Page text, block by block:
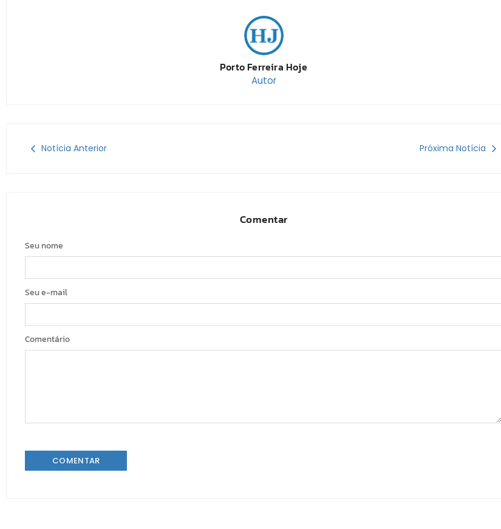
Porto Ferreira Hoje
Autor
Notícia Anterior Próxima Notícia
Comentar
Seu nome
Seu e-mail
Comentário